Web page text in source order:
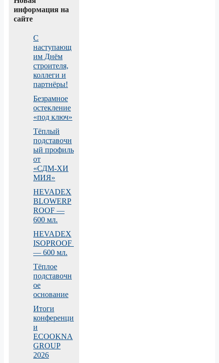
информация на
сайте
С
наступающ
им Днём
строителя,
коллеги и
партнёры!
Безрамное
остекление
«под ключ»
Тёплый
подставочн
ый профиль
от
«СДМ‑ХИ
МИЯ»
HEVADEX
BLOWERP
ROOF —
600 мл.
HEVADEX
ISOPROOF
— 600 мл.
Тёплое
подставочн
ое
основание
Итоги
конференци
и
ECOOKNA
GROUP
2026